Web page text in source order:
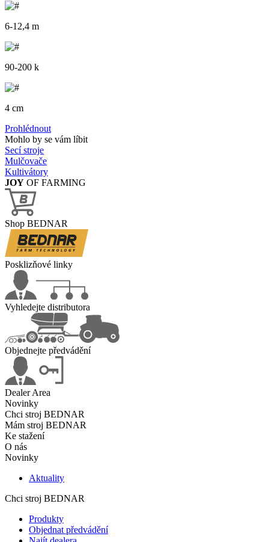
6-12,4 m
90-200 k
4 cm
Prohlédnout
Mohlo by se vám líbit
Secí stroje
Mulčovače
Kultivátory
JOY OF FARMING
Shop BEDNAR
Posklizňové linky
Vyhledejte distributora
Objednejte předvádění
Dealer Area
Novinky
Chci stroj BEDNAR
Mám stroj BEDNAR
Ke stažení
O nás
Novinky
Aktuality
Chci stroj BEDNAR
Produkty
Objednat předvádění